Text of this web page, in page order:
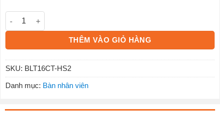
Bàn góc chân sắt 1m6 BLT16CT-HS2 số lượng
THÊM VÀO GIỎ HÀNG
SKU: BLT16CT-HS2
Danh mục: Bàn nhân viên